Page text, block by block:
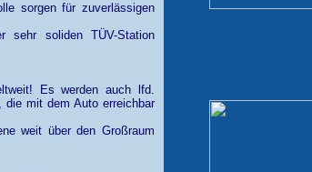
sorgen für zuverlässigen
sehr soliden TÜV-Station
Es werden auch lfd.
die mit dem Auto erreichbar
weit über den Großraum